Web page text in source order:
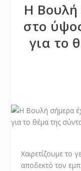
Η Bουλή
στο
για το
Χαιρετίζουμε το
αποδεκτό τον